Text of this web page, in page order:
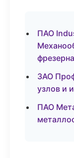
ПАО
ЗАО
узлов и
ПАО